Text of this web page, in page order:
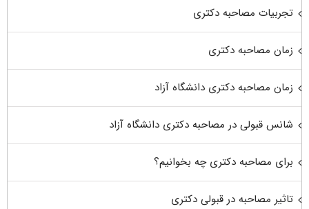
تجربیات مصاحبه دکتری
زمان مصاحبه دکتری
زمان مصاحبه دکتری دانشگاه آزاد
شانس قبولی در مصاحبه دکتری دانشگاه آزاد
برای مصاحبه دکتری چه بخوانیم؟
تاثیر مصاحبه در قبولی دکتری